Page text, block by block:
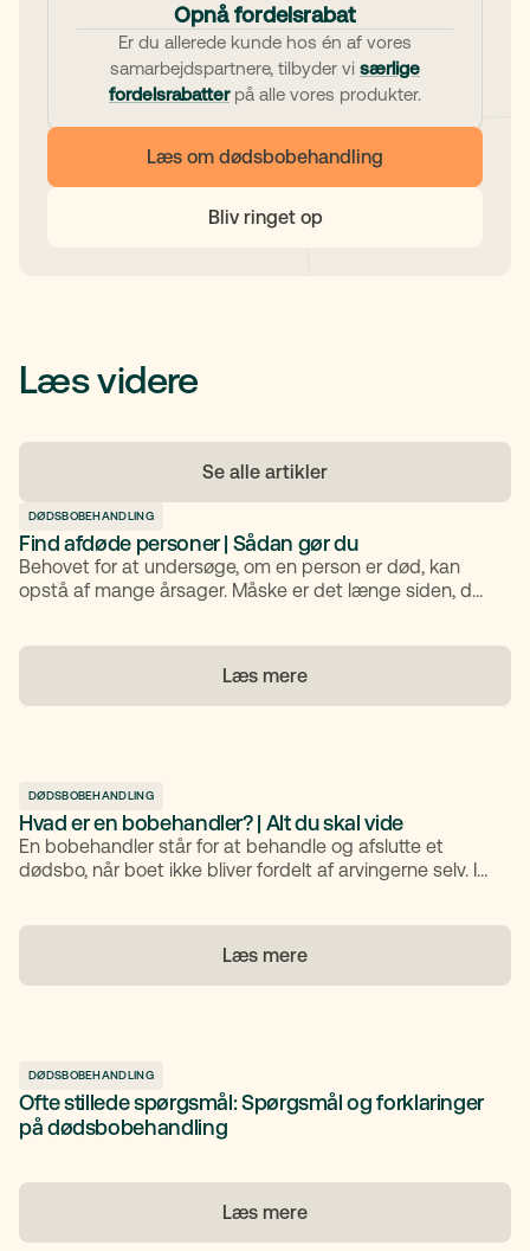
Opnå fordelsrabat
Er du allerede kunde hos én af vores
samarbejdspartnere, tilbyder vi særlige
fordelsrabatterpå alle vores produkter.
Læs om dødsbobehandling
Bliv ringet op
Læs videre
Se alle artikler
DØDSBOBEHANDLING
Find afdøde personer | Sådan gør du
Behovet for at undersøge, om en person er død, kan
opstå af mange årsager. Måske er det længe siden, du
måder at finde den oplysning på.
Læs mere
DØDSBOBEHANDLING
Hvad er en bobehandler? | Alt du skal vide
En bobehandler står for at behandle og afslutte et
dødsbo, når boet ikke bliver fordelt af arvingerne selv. I
Læs mere
DØDSBOBEHANDLING
Ofte stillede spørgsmål: Spørgsmål og forklaringer
på dødsbobehandling
Læs mere